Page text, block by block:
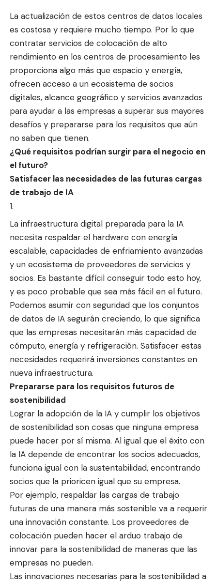
La actualización de estos centros de datos locales
es costosa y requiere mucho tiempo. Por lo que
contratar servicios de colocación de alto
rendimiento en los centros de procesamiento les
proporciona algo más que espacio y energía,
ofrecen acceso a un ecosistema de socios
digitales, alcance geográfico y servicios avanzados
para ayudar a las empresas a superar sus mayores
desafíos y prepararse para los requisitos que aún
no saben que tienen.
¿Qué requisitos podrían surgir para el negocio en
el futuro?
Satisfacer las necesidades de las futuras cargas
de trabajo de IA
La infraestructura digital preparada para la IA
necesita respaldar el hardware con energía
escalable, capacidades de enfriamiento avanzadas
y un ecosistema de proveedores de servicios y
socios. Es bastante difícil conseguir todo esto hoy,
y es poco probable que sea más fácil en el futuro.
Podemos asumir con seguridad que los conjuntos
de datos de IA seguirán creciendo, lo que significa
que las empresas necesitarán más capacidad de
cómputo, energía y refrigeración. Satisfacer estas
necesidades requerirá inversiones constantes en
nueva infraestructura.
Prepararse para los requisitos futuros de
sostenibilidad
Lograr la adopción de la IA y cumplir los objetivos
de sostenibilidad son cosas que ninguna empresa
puede hacer por sí misma. Al igual que el éxito con
la IA depende de encontrar los socios adecuados,
funciona igual con la sustentabilidad, encontrando
socios que la prioricen igual que su empresa.
Por ejemplo, respaldar las cargas de trabajo
futuras de una manera más sostenible va a requerir
una innovación constante. Los proveedores de
colocación pueden hacer el arduo trabajo de
innovar para la sostenibilidad de maneras que las
empresas no pueden.
Las innovaciones necesarias para la sostenibilidad a